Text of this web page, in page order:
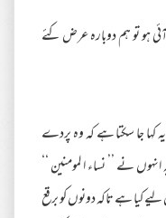
ہو تو ہم دوبارہ عرض کئے
کہا جا سکتا ہے کہ وہ پردے
نے ’’ نساء ا لمومنین ‘‘
کیا ہے تاکہ دونوں کو برقع